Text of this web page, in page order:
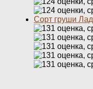
Сорт груши